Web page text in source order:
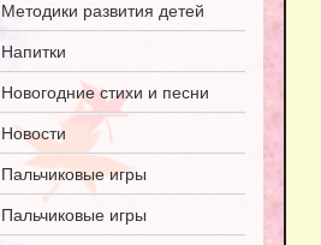
Методики развития детей
Напитки
Новогодние стихи и песни
Новости
Пальчиковые игры
Пальчиковые игры